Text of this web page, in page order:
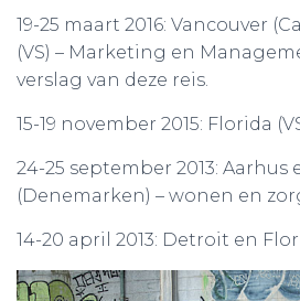
19-25 maart 2016: Vancouver
(VS) – Marketing en
verslag van deze reis.
15-19 november 2015: Florida
24-25 september 2013: Aarhus
(Denemarken) – wonen en
14-20 april 2013: Detroit en